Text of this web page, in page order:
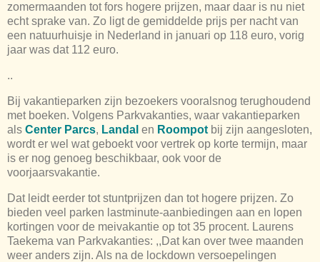
zomermaanden tot fors hogere prijzen, maar daar is nu niet
echt sprake van. Zo ligt de gemiddelde prijs per nacht van
een natuurhuisje in Nederland in januari op 118 euro, vorig
jaar was dat 112 euro.
..
Bij vakantieparken zijn bezoekers vooralsnog terughoudend
met boeken. Volgens Parkvakanties, waar vakantieparken
als Center Parcs, Landal en Roompot bij zijn aangesloten,
wordt er wel wat geboekt voor vertrek op korte termijn, maar
is er nog genoeg beschikbaar, ook voor de
voorjaarsvakantie.
Dat leidt eerder tot stuntprijzen dan tot hogere prijzen. Zo
bieden veel parken lastminute-aanbiedingen aan en lopen
kortingen voor de meivakantie op tot 35 procent. Laurens
Taekema van Parkvakanties: ,,Dat kan over twee maanden
weer anders zijn. Als na de lockdown versoepelingen